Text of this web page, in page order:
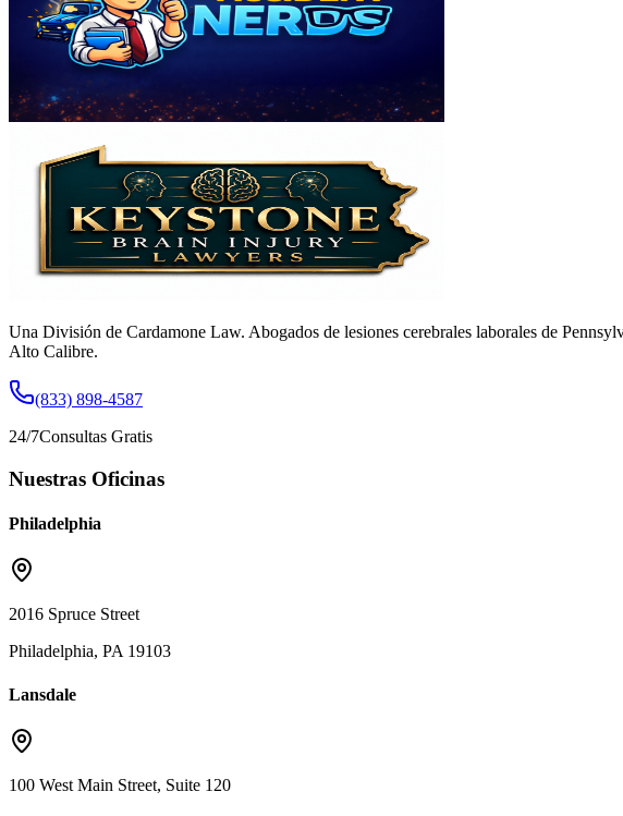
Una División de Cardamone Law. Abogados de lesiones cerebrales laborales de
Alto Calibre.
(833) 898-4587
24/7Consultas Gratis
Nuestras Oficinas
Philadelphia
2016 Spruce Street
Philadelphia, PA 19103
Lansdale
100 West Main Street, Suite 120